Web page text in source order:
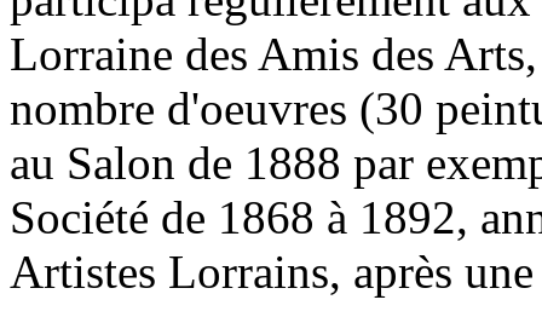
Lorraine des Amis des
nombre d'oeuvres (30
au Salon de 1888 par
Société de 1868 à 1892,
Artistes Lorrains, après